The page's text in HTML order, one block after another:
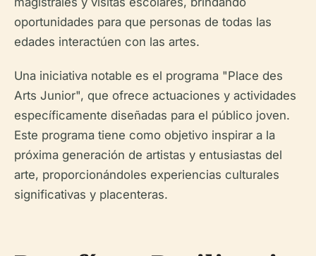
oportunidades para que personas de todas las
edades interactúen con las artes.
Una iniciativa notable es el programa "Place des
Arts Junior", que ofrece actuaciones y actividades
específicamente diseñadas para el público joven.
Este programa tiene como objetivo inspirar a la
próxima generación de artistas y entusiastas del
arte, proporcionándoles experiencias culturales
significativas y placenteras.